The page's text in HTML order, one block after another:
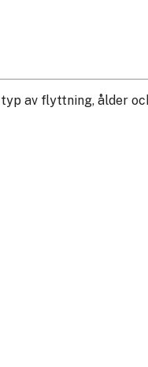
av flyttning, ålder